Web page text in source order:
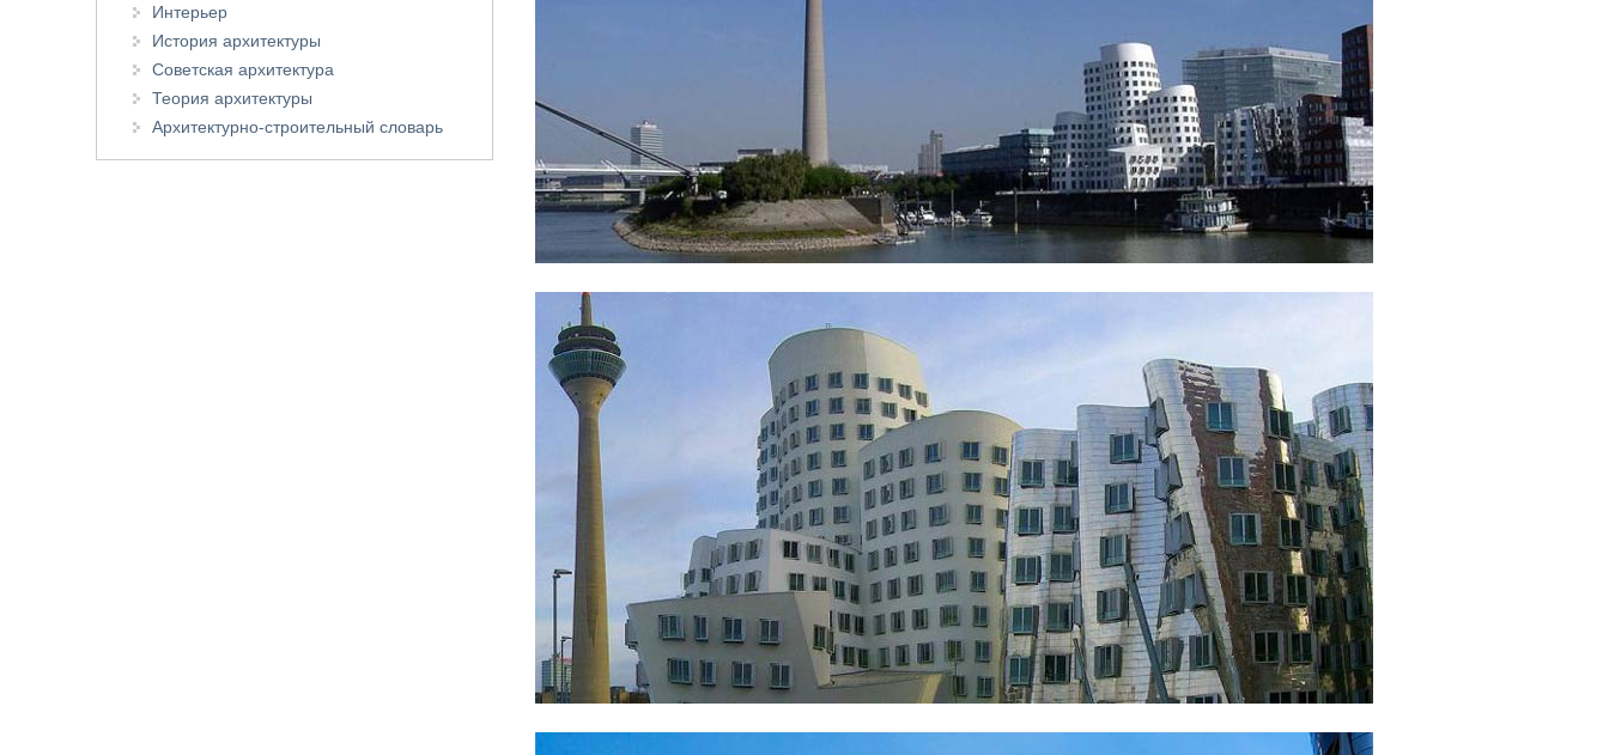
Интерьер
История архитектуры
Советская архитектура
Теория архитектуры
Архитектурно-строительный словарь